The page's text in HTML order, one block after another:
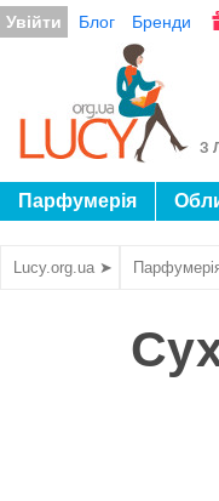
Увійти Блог Бренди
З
Парфумерія
Lucy.org.ua ➤